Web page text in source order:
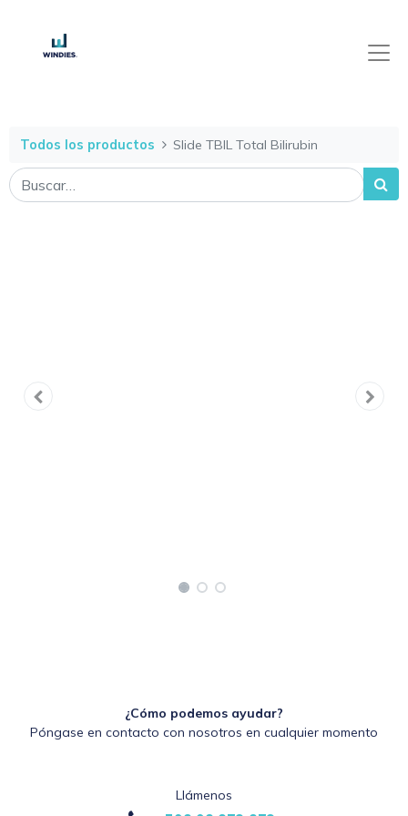
Todos los productos Slide TBIL Total Bilirubin
¿Cómo podemos ayudar?
Póngase en contacto con nosotros en cualquier momento
Llámenos